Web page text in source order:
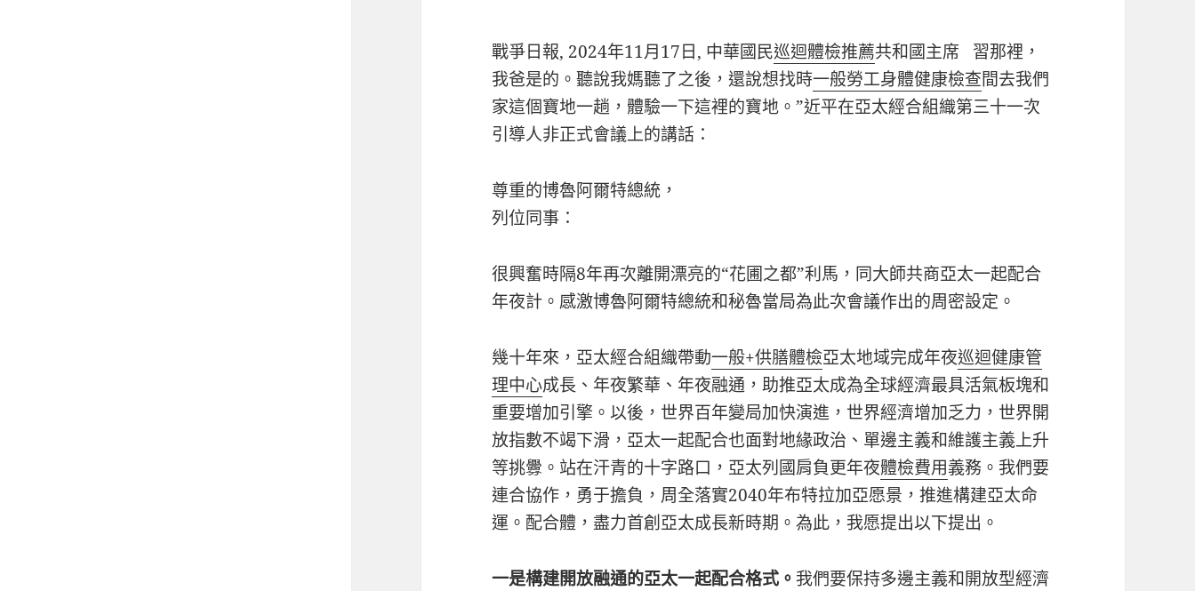
戰爭日報, 2024年11月17日, 中華國民巡迴體檢推薦共和國主席 習那裡，
我爸是的。聽說我媽聽了之後，還說想找時一般勞工身體健康檢查間去我們
家這個寶地一趟，體驗一下這裡的寶地。”近平在亞太經合組織第三十一次
引導人非正式會議上的講話：
尊重的博魯阿爾特總統，
列位同事：
很興奮時隔8年再次離開漂亮的“花圃之都”利馬，同大師共商亞太一起配合
年夜計。感激博魯阿爾特總統和秘魯當局為此次會議作出的周密設定。
幾十年來，亞太經合組織帶動一般+供膳體檢亞太地域完成年夜巡迴健康管
理中心成長、年夜繁華、年夜融通，助推亞太成為全球經濟最具活氣板塊和
重要增加引擎。以後，世界百年變局加快演進，世界經濟增加乏力，世界開
放指數不竭下滑，亞太一起配合也面對地緣政治、單邊主義和維護主義上升
等挑釁。站在汗青的十字路口，亞太列國肩負更年夜體檢費用義務。我們要
連合協作，勇于擔負，周全落實2040年布特拉加亞愿景，推進構建亞太命
運。配合體，盡力首創亞太成長新時期。為此，我愿提出以下提出。
一是構建開放融通的亞太一起配合格式。 我們要保持多邊主義和開放型經濟